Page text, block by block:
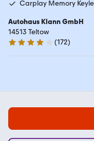
Carplay Memory
Autohaus Klann GmbH
14513 Teltow
4 Sterne
(172)